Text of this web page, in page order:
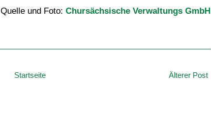
Quelle und Foto: Chursächsische Verwaltungs GmbH
Älterer Post
Startseite